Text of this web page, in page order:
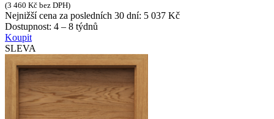
(3 460 Kč bez DPH)
Nejnižší cena za posledních 30 dní: 5 037 Kč
Dostupnost: 4 – 8 týdnů
Koupit
SLEVA